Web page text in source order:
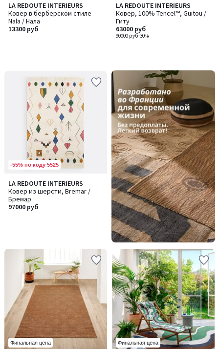
LA REDOUTE INTERIEURS
Ковер в берберском стиле
Nala / Нала
13300 руб
LA REDOUTE INTERIEURS
Ковер, 100% Tencel™, Guitou /
Гиту
90000 руб-30%
63000 руб
-55% по коду 5525
LA REDOUTE INTERIEURS
Ковер из шерсти, Bremar /
Бремар
97000 руб
Финальная цена Финальная цена